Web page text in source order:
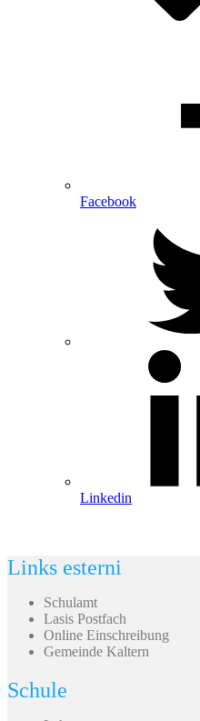
Facebook
Linkedin
Links esterni
Schulamt
Lasis Postfach
Online Einschreibung
Gemeinde Kaltern
Schule